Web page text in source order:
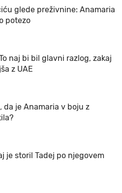
glede preživnine: Anamaria
potezo
naj bi bil glavni razlog, zakaj
z UAE
da je Anamaria v boju z
je storil Tadej po njegovem